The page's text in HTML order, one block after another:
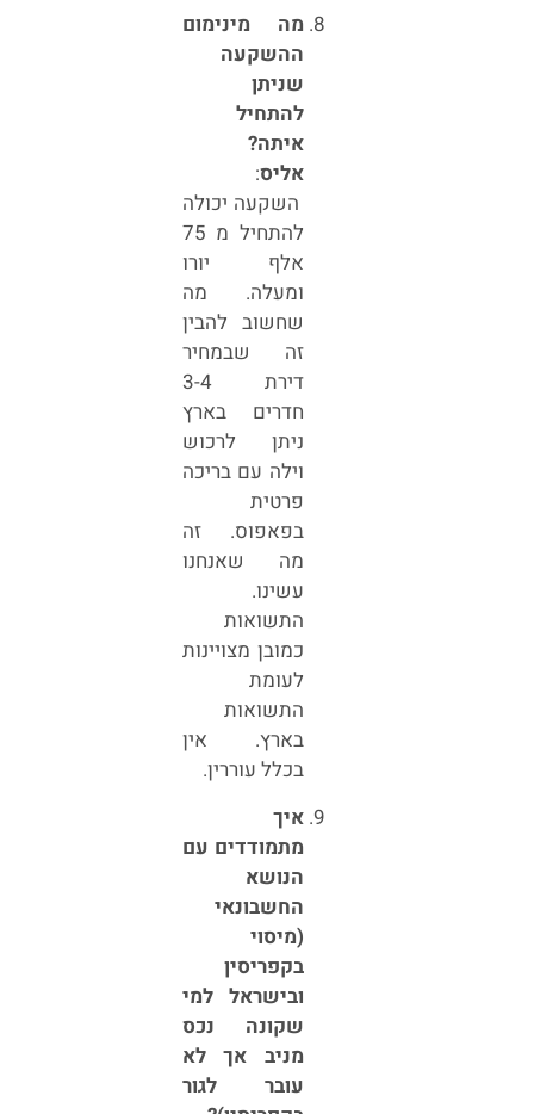
מה מינימום
ההשקעה
שניתן
להתחיל
איתה?
אליס:
השקעה יכולה
להתחיל מ 75
אלף יורו
ומעלה. מה
שחשוב להבין
זה שבמחיר
דירת 3-4
חדרים בארץ
ניתן לרכוש
וילה עם בריכה
פרטית
בפאפוס. זה
מה שאנחנו
עשינו.
התשואות
כמובן מצויינות
לעומת
התשואות
בארץ. אין
בכלל עוררין.
איך
מתמודדים עם
הנושא
החשבונאי
(מיסוי
בקפריסין
ובישראל למי
שקונה נכס
מניב אך לא
עובר לגור